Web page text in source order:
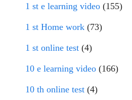
1 st e learning video (155)
1 st Home work (73)
1 st online test (4)
10 e learning video (166)
10 th online test (4)